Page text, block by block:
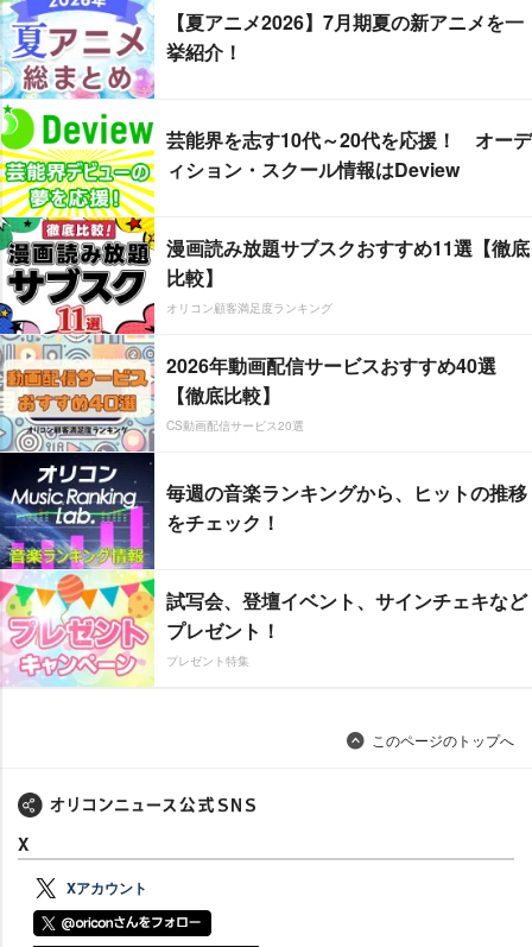
【夏アニメ2026】7月期夏の新アニメを一
挙紹介！
芸能界を志す10代～20代を応援！ オーデ
ィション・スクール情報はDeview
漫画読み放題サブスクおすすめ11選【徹底
比較】
オリコン顧客満足度ランキング
2026年動画配信サービスおすすめ40選
【徹底比較】
CS動画配信サービス20選
毎週の音楽ランキングから、ヒットの推移
をチェック！
試写会、登壇イベント、サインチェキなど
プレゼント！
プレゼント特集
このページのトップへ
X
Xアカウント